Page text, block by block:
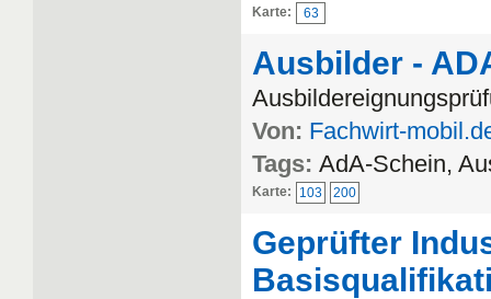
Karte: 63
Ausbilder -
Von: Fachwirt-
Tags: AdA-Schein,
Karte: 103 200
Geprüfter